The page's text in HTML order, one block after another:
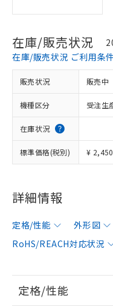
在庫/販売状況
在庫/販売状況 ご利用条件
販売状況 販売中
機種区分 受注生
在庫状況
標準価格(税別) ¥ 2,450
詳細情報
定格/性能 外形図
RoHS/REACH対応状況
定格/性能